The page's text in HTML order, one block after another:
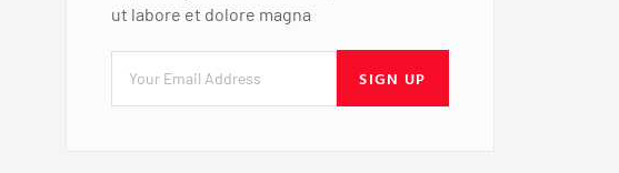
ut labore et dolore magna
SIGN UP